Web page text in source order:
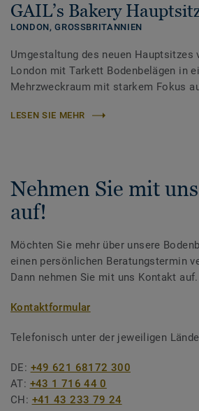
GAIL’s Bakery
LONDON,GROSSBRITANNIEN
Umgestaltung des neuen Hauptsitzes
London mit Tarkett Bodenbelägen in
Mehrzweckraum mit starkem Fokus
LESEN SIE MEHR
Nehmen Sie mit
auf!
Möchten Sie mehr über unsere
einen persönlichen Beratungstermin
Dann nehmen Sie mit uns Kontakt auf.
Kontaktformular
Telefonisch unter der jeweiligen
DE: +49 621 68172 300
AT: +43 1 716 44 0
CH: +41 43 233 79 24